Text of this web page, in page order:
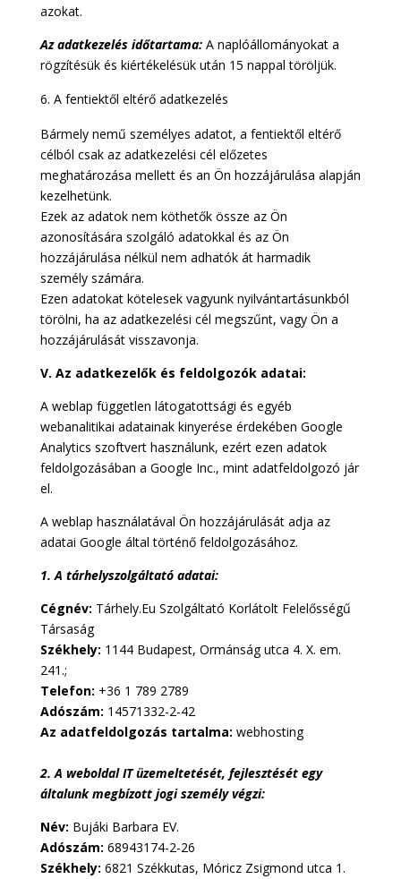
azokat.
Az adatkezelés időtartama:A naplóállományokat a
rögzítésük és kiértékelésük után 15 nappal töröljük.
A fentiektől eltérő adatkezelés
Bármely nemű személyes adatot, a fentiektől eltérő
célból csak az adatkezelési cél előzetes
meghatározása mellett és an Ön hozzájárulása alapján
kezelhetünk.
Ezek az adatok nem köthetők össze az Ön
azonosítására szolgáló adatokkal és az Ön
hozzájárulása nélkül nem adhatók át harmadik
személy számára.
Ezen adatokat kötelesek vagyunk nyilvántartásunkból
törölni, ha az adatkezelési cél megszűnt, vagy Ön a
hozzájárulását visszavonja.
V. Az adatkezelők és feldolgozók adatai:
A weblap független látogatottsági és egyéb
webanalitikai adatainak kinyerése érdekében Google
Analytics szoftvert használunk, ezért ezen adatok
feldolgozásában a Google Inc., mint adatfeldolgozó jár
el.
A weblap használatával Ön hozzájárulását adja az
adatai Google által történő feldolgozásához.
1. A tárhelyszolgáltató adatai:
Cégnév: Tárhely.Eu Szolgáltató Korlátolt Felelősségű
Társaság
Székhely: 1144 Budapest, Ormánság utca 4. X. em.
241.;
Telefon: +36 1 789 2789
Adószám: 14571332-2-42
Az adatfeldolgozás tartalma: webhosting
2. A weboldal IT üzemeltetését, fejlesztését egy
általunk megbízott jogi személy végzi:
Név: Bujáki Barbara EV.
Adószám: 68943174-2-26
Székhely: 6821 Székkutas, Móricz Zsigmond utca 1.